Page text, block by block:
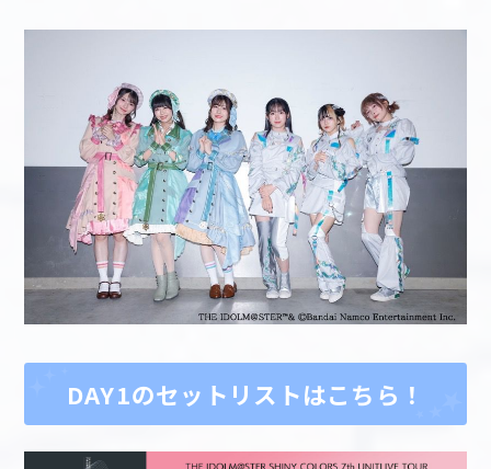
DAY1のセットリストはこちら！